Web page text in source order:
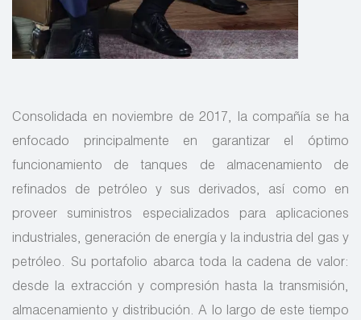
Consolidada en noviembre de 2017, la compañía se ha
enfocado principalmente en garantizar el óptimo
funcionamiento de tanques de almacenamiento de
refinados de petróleo y sus derivados, así como en
proveer suministros especializados para aplicaciones
industriales, generación de energía y la industria del gas y
petróleo. Su portafolio abarca toda la cadena de valor:
desde la extracción y compresión hasta la transmisión,
almacenamiento y distribución. A lo largo de este tiempo